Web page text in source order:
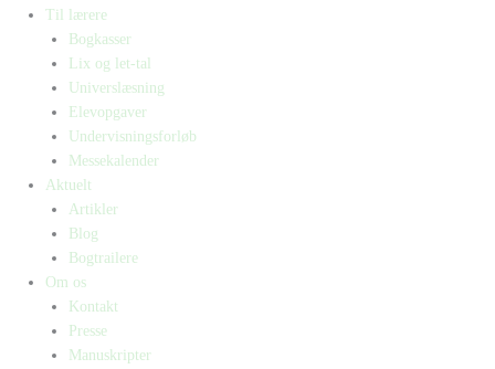
Til lærere
Bogkasser
Lix og let-tal
Universlæsning
Elevopgaver
Undervisningsforløb
Messekalender
Aktuelt
Artikler
Blog
Bogtrailere
Om os
Kontakt
Presse
Manuskripter